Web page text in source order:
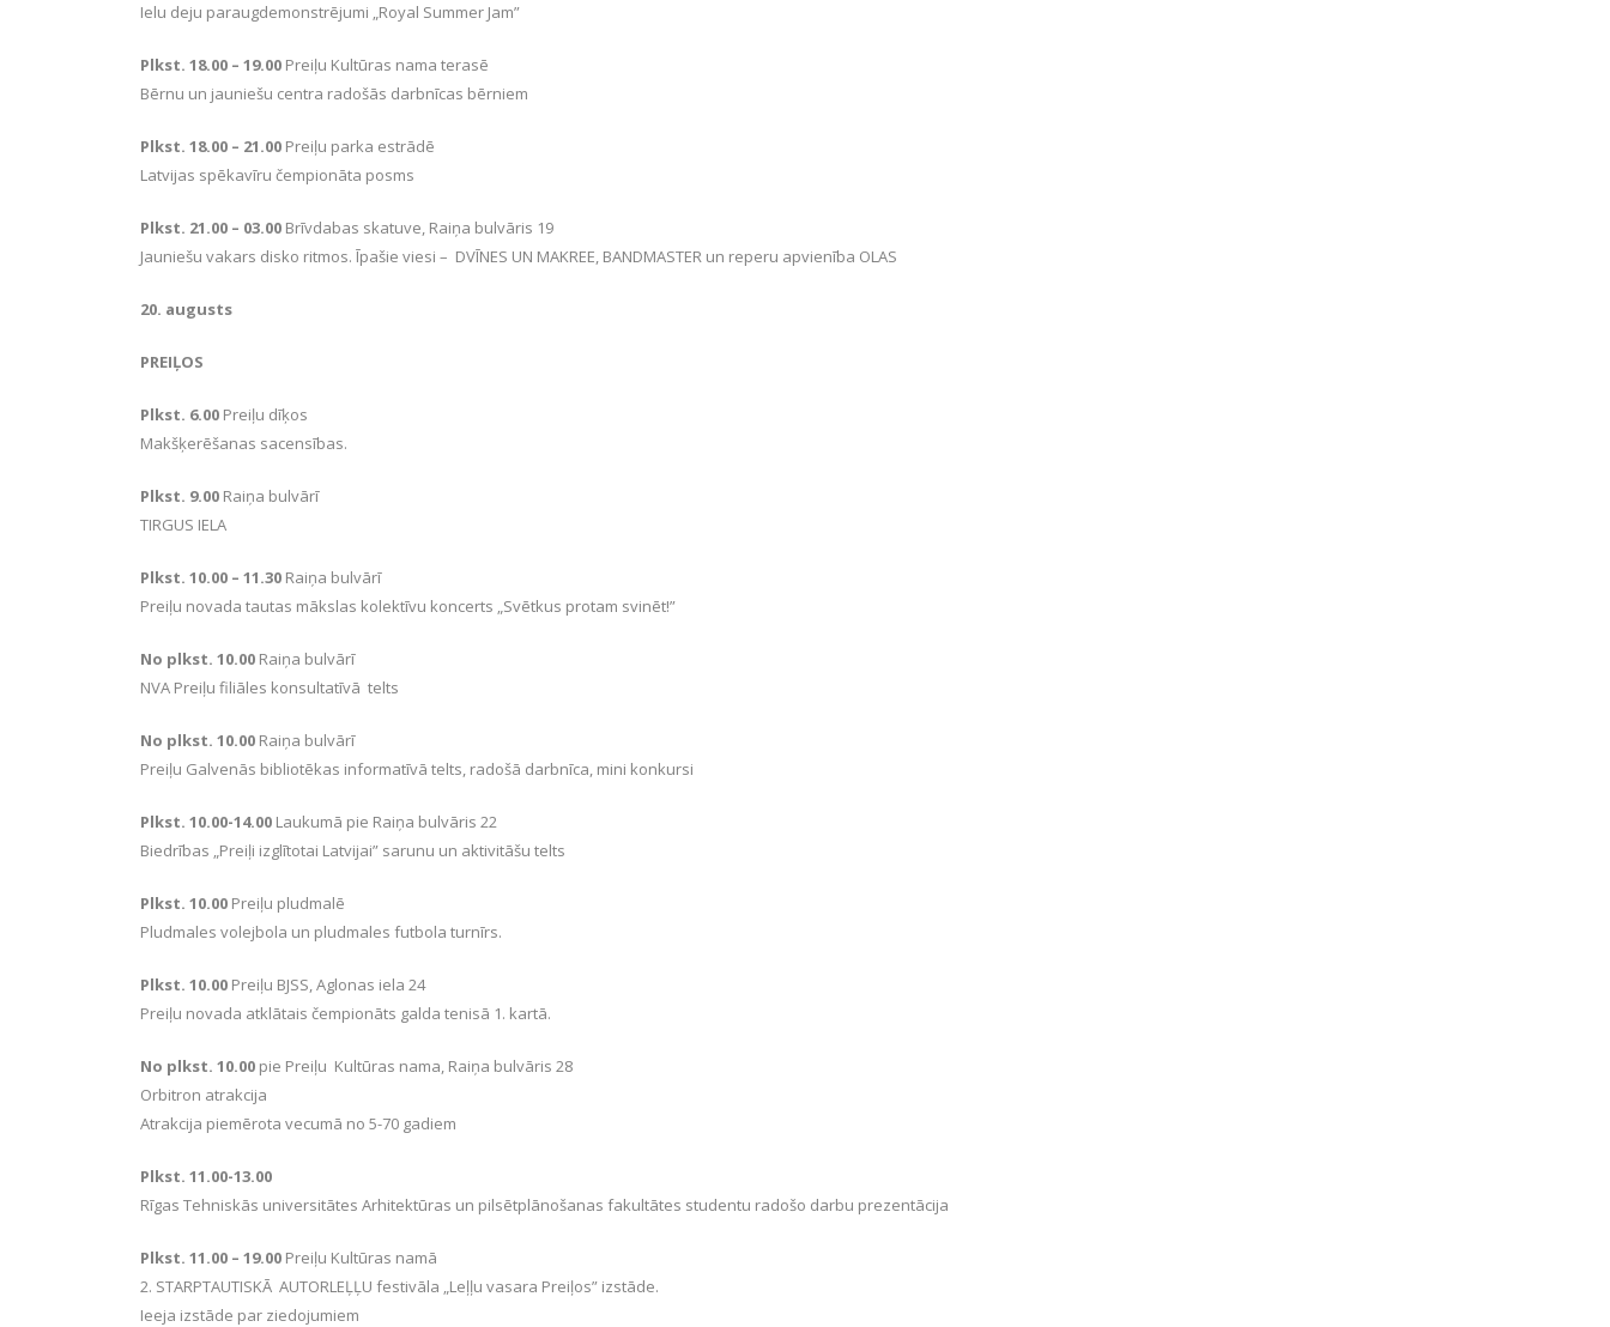
Ielu deju paraugdemonstrējumi „Royal Summer Jam”
Plkst. 18.00 – 19.00 Preiļu Kultūras nama terasē
Bērnu un jauniešu centra radošās darbnīcas bērniem
Plkst. 18.00 – 21.00 Preiļu parka estrādē
Latvijas spēkavīru čempionāta posms
Plkst. 21.00 – 03.00 Brīvdabas skatuve, Raiņa bulvāris 19
Jauniešu vakars disko ritmos. Īpašie viesi – DVĪNES UN MAKREE, BANDMASTER un reperu apvienība OLAS
20. augusts
PREIĻOS
Plkst. 6.00 Preiļu dīķos
Makšķerēšanas sacensības.
Plkst. 9.00 Raiņa bulvārī
TIRGUS IELA
Plkst. 10.00 – 11.30 Raiņa bulvārī
Preiļu novada tautas mākslas kolektīvu koncerts „Svētkus protam svinēt!”
No plkst. 10.00 Raiņa bulvārī
NVA Preiļu filiāles konsultatīvā telts
No plkst. 10.00 Raiņa bulvārī
Preiļu Galvenās bibliotēkas informatīvā telts, radošā darbnīca, mini konkursi
Plkst. 10.00-14.00 Laukumā pie Raiņa bulvāris 22
Biedrības „Preiļi izglītotai Latvijai” sarunu un aktivitāšu telts
Plkst. 10.00 Preiļu pludmalē
Pludmales volejbola un pludmales futbola turnīrs.
Plkst. 10.00 Preiļu BJSS, Aglonas iela 24
Preiļu novada atklātais čempionāts galda tenisā 1. kartā.
No plkst. 10.00 pie Preiļu Kultūras nama, Raiņa bulvāris 28
Orbitron atrakcija
Atrakcija piemērota vecumā no 5-70 gadiem
Plkst. 11.00-13.00
Rīgas Tehniskās universitātes Arhitektūras un pilsētplānošanas fakultātes studentu radošo darbu prezentācija
Plkst. 11.00 – 19.00 Preiļu Kultūras namā
2. STARPTAUTISKĀ AUTORLEĻĻU festivāla „Leļļu vasara Preiļos” izstāde.
Ieeja izstāde par ziedojumiem